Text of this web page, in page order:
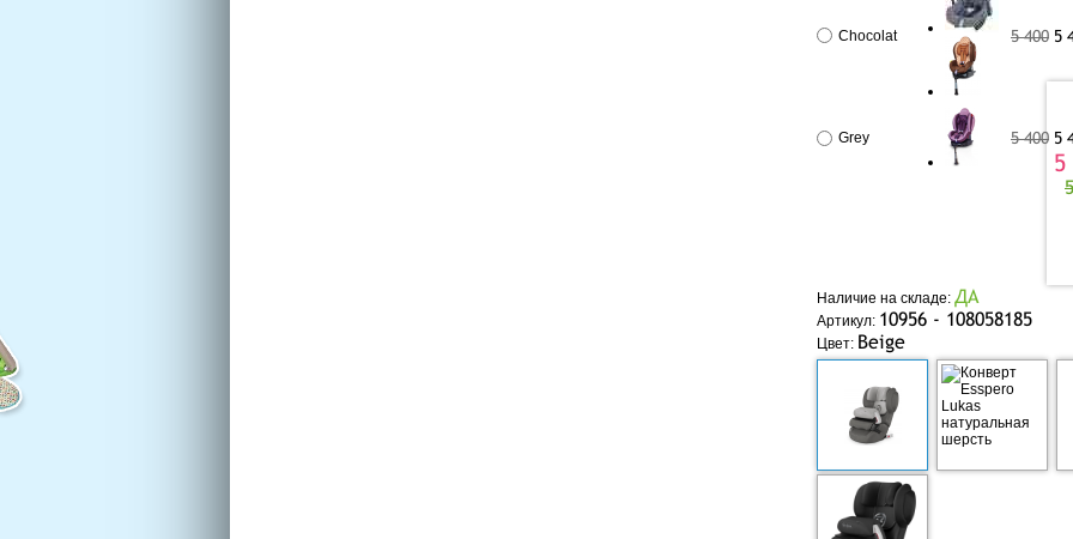
Chocolat 5 400 5
Grey 5 400 5
5
Наличие на складе: ДА
Артикул: 10956 - 108058185
Цвет: Beige